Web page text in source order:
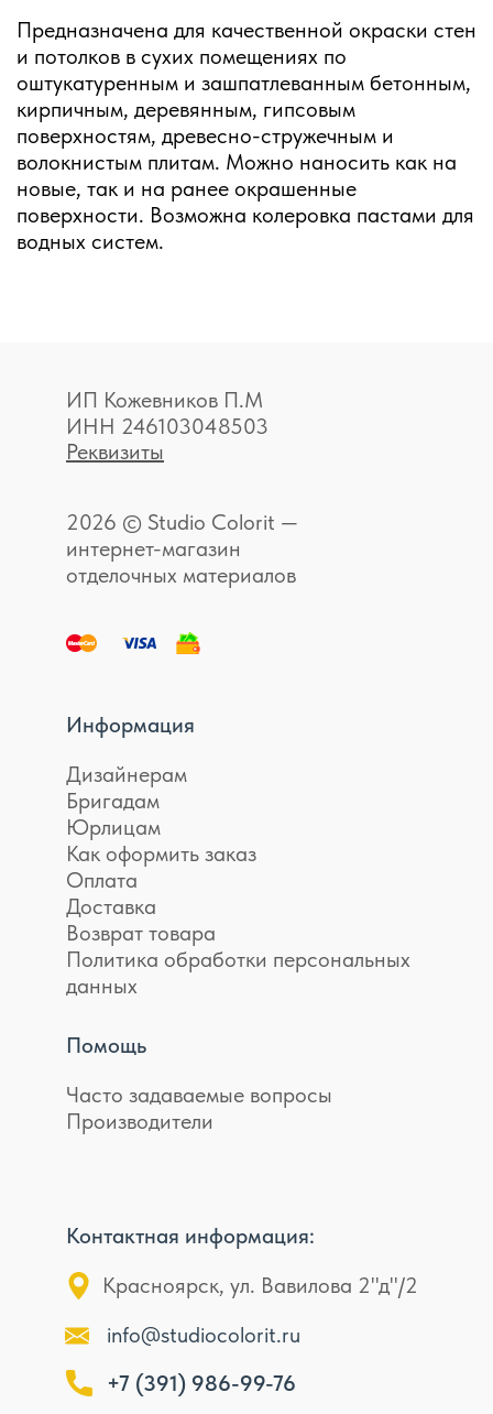
Предназначена для качественной окраски стен
и потолков в сухих помещениях по
оштукатуренным и зашпатлеванным бетонным,
кирпичным, деревянным, гипсовым
поверхностям, древесно-стружечным и
волокнистым плитам. Можно наносить как на
новые, так и на ранее окрашенные
поверхности. Возможна колеровка пастами для
водных систем.
ИП Кожевников П.М
ИНН 246103048503
Реквизиты
2026 © Studio Colorit —
интернет-магазин
отделочных материалов
Информация
Дизайнерам
Бригадам
Юрлицам
Как оформить заказ
Оплата
Доставка
Возврат товара
Политика обработки персональных
данных
Помощь
Часто задаваемые вопросы
Производители
Контактная информация:
Красноярск, ул. Вавилова 2"д"/2
info@studiocolorit.ru
+7 (391) 986-99-76